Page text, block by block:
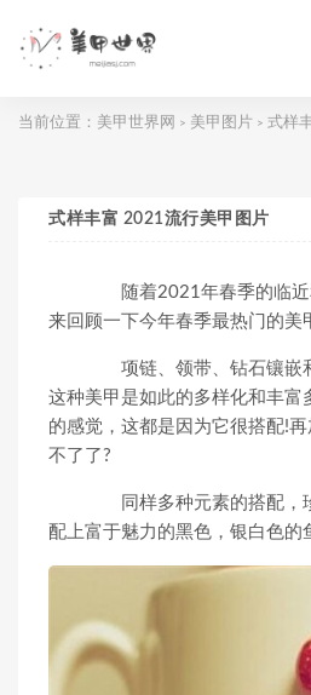
当前位置： 美甲世界网 > 美甲图片 > 式样
式样丰富 2021流行美甲图片
随着2021年春季的临近
来回顾一下今年春季最热门的美
项链、领带、钻石镶嵌
这种美甲是如此的多样化和丰富
的感觉，这都是因为它很搭配!
不了了?
同样多种元素的搭配，
配上富于魅力的黑色，银白色的